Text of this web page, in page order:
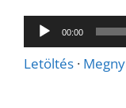
Audió
lejátszó
00:00
Letöltés ·